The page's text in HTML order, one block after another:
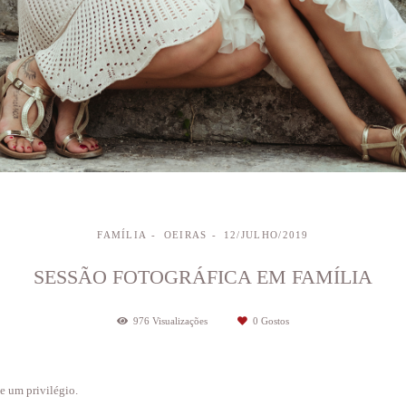
FAMÍLIA OEIRAS 12/JULHO/2019
SESSÃO FOTOGRÁFICA EM FAMÍLIA
976 Visualizações 0 Gostos
um privilégio.